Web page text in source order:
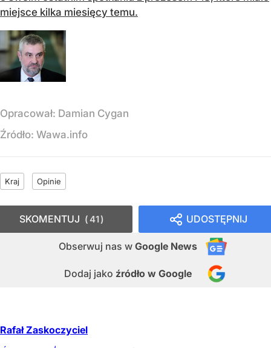
miejsce kilka miesięcy temu.
Opracował: Damian Cygan
Źródło: Wawa.info
Kraj Opinie
UDOSTĘPNIJ
Obserwuj nas w Google News
Dodaj jako źródło w Google
SKOMENTUJ 41
Rafał Zaskoczyciel